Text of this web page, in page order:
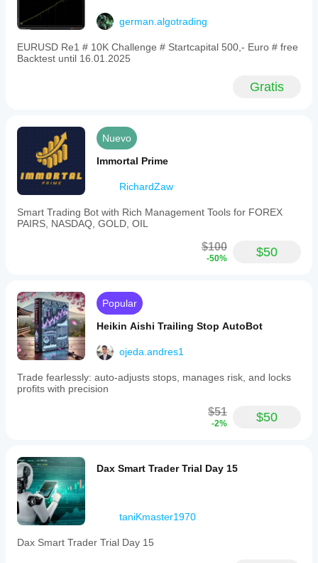
various
financial
indicators
and
graphical
product
focuses
visualizing
trades
based
a
clean,
professional
framework.
Perfil de operaciones
el uso real.
german.algotrading
EURUSD Re1 # 10K Challenge # Startcapital 500,- Euro # free
Backtest until 16.01.2025
Gratis
Nuevo
Immortal Prime
RichardZaw
Smart Trading Bot with Rich Management Tools for FOREX
PAIRS, NASDAQ, GOLD, OIL
$100
-50% $50
Popular
Heikin Aishi Trailing Stop AutoBot
ojeda.andres1
Trade fearlessly: auto-adjusts stops, manages risk, and locks
profits with precision
$51
-2% $50
Dax Smart Trader Trial Day 15
taniKmaster1970
Dax Smart Trader Trial Day 15